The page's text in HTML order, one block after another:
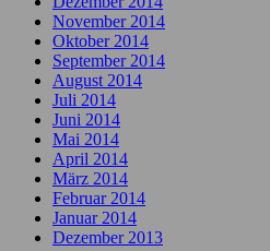
November 2014
Oktober 2014
September 2014
August 2014
Juli 2014
Juni 2014
Mai 2014
April 2014
März 2014
Februar 2014
Januar 2014
Dezember 2013